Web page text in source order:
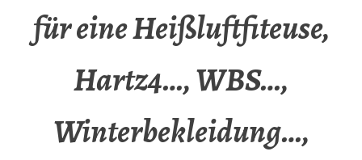
für eine Heißluftfiteuse,
Hartz4…, WBS…,
Winterbekleidung…,